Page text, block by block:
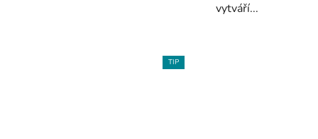
vytváří...
TIP